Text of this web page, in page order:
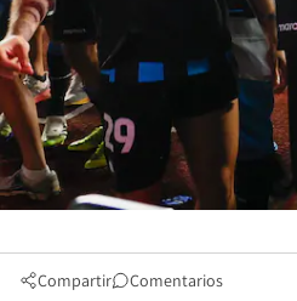
Compartir Comentarios